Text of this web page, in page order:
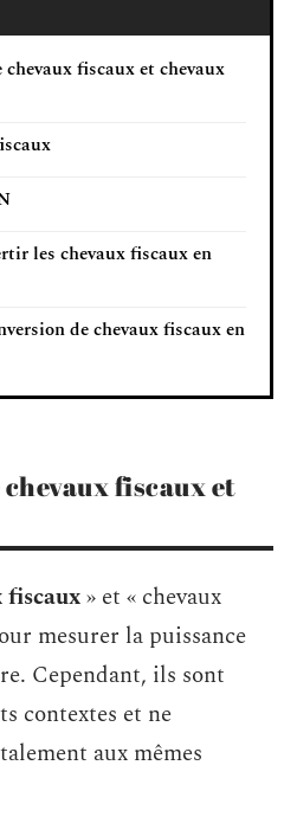
fiscaux et chevaux
les chevaux fiscaux en
de chevaux fiscaux en
fiscaux et
fiscaux» et « chevaux
mesurer la puissance
Cependant, ils sont
contextes et ne
aux mêmes